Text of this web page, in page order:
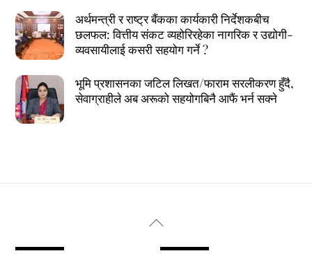
अर्थमन्त्री र राष्ट्र बैंकका कार्यकारी निर्देशकबीच
छलफल: वित्तीय संकट व्यहोरिरहेका नागरिक र उद्योगी-
व्यवसायीलाई कसरी सहयोग गर्ने ?
भूमि प्रशासनका जटिल लिखत/फाराम सरलीकरण हुँदै,
सेवाग्राहीले अब अरूको सहयोगबिनै आफैं भर्न सक्ने
Back